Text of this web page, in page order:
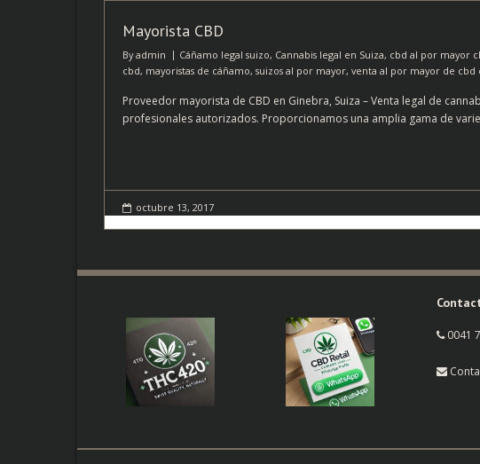
Mayorista CBD
Byadmin Cáñamo legal suizo, Cannabis legal en Suiza, cbd al por mayor
cbd, mayoristas de cáñamo, suizos al por mayor, venta al por mayor de cbd
Proveedor mayorista de CBD en Ginebra, Suiza – Venta legal de
profesionales autorizados. Proporcionamos una amplia gama de
octubre 13, 2017
0041